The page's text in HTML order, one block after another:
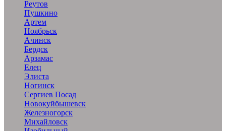
Реутов
Пушкино
Артем
Ноябрьск
Ачинск
Бердск
Арзамас
Елец
Элиста
Ногинск
Сергиев Посад
Новокуйбышевск
Железногорск
Михайловск